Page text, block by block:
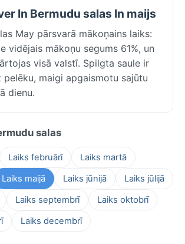
In Bermudu salas In maijs
May pārsvarā mākoņains laiks:
vidējais mākoņu segums 61%, un
visā valstī. Spilgta saule ir
pelēku, maigi apgaismotu sajūtu
dienu.
salas
Laiks februārī
Laiks martā
Laiks maijā Laiks jūnijā
Laiks jūlijā
Laiks septembrī
Laiks oktobrī
Laiks decembrī